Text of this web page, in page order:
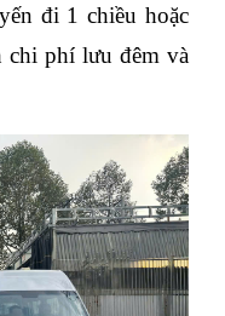
đi 1 chiều hoặc
chi phí lưu đêm và